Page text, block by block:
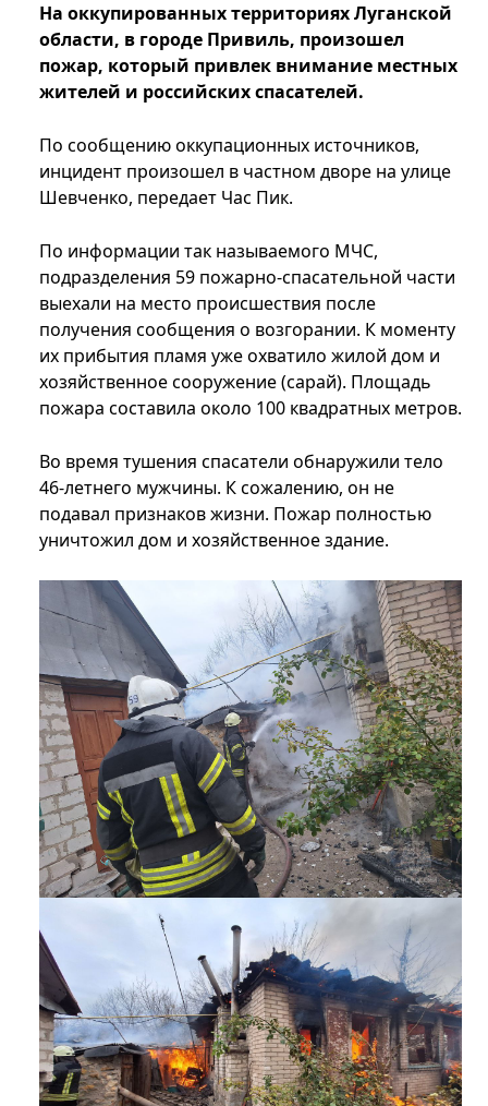
На оккупированных территориях Луганской
области, в городе Привиль, произошел
пожар, который привлек внимание местных
жителей и российских спасателей.
По сообщению оккупационных источников,
инцидент произошел в частном дворе на улице
Шевченко, передает Час Пик.
По информации так называемого МЧС,
подразделения 59 пожарно-спасательной части
выехали на место происшествия после
получения сообщения о возгорании. К моменту
их прибытия пламя уже охватило жилой дом и
хозяйственное сооружение (сарай). Площадь
пожара составила около 100 квадратных метров.
Во время тушения спасатели обнаружили тело
46-летнего мужчины. К сожалению, он не
подавал признаков жизни. Пожар полностью
уничтожил дом и хозяйственное здание.